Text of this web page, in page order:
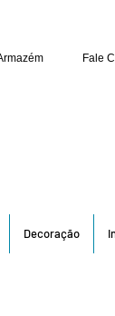
Fale
Decoração